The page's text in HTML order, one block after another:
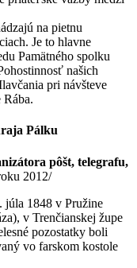
na pietnu
Je to hlavne
Pamätného spolku
našich
pri návšteve
Rába.
Pálku
pôšt, telegrafu,
2012/
júla 1848 v Pružine
v Trenčianskej župe
pozostatky boli
vo farskom kostole